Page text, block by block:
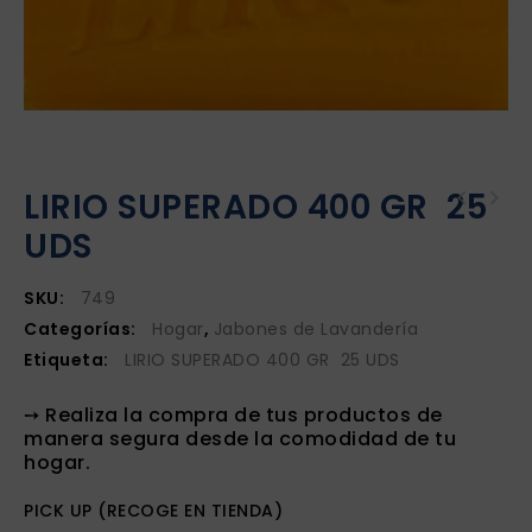
LIRIO SUPERADO 400 GR 25
UDS
SKU:
749
Categorías:
Hogar, Jabones de Lavandería
Etiqueta:
LIRIO SUPERADO 400 GR 25 UDS
➙ Realiza la compra de tus productos de
manera segura desde la comodidad de tu
hogar.
PICK UP (RECOGE EN TIENDA)